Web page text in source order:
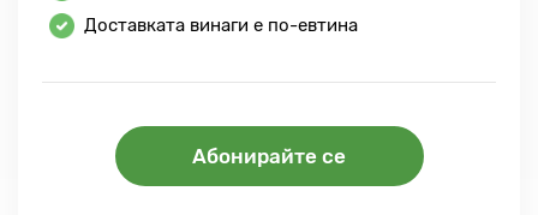
Доставката винаги е по-евтина
Абонирайте се